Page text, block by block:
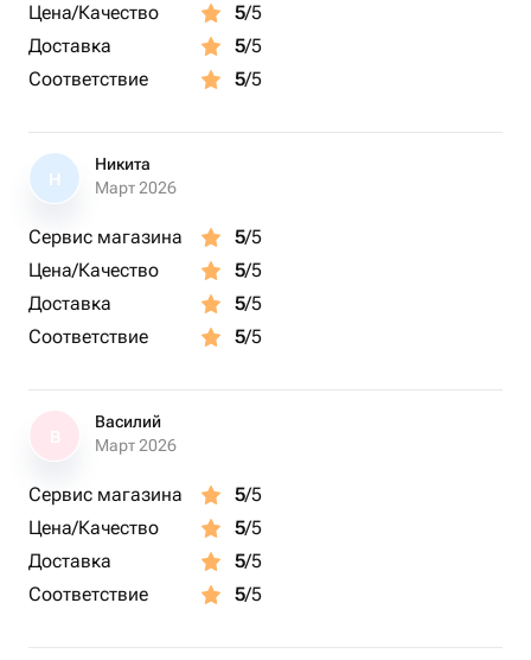
Цена/Качество
5/5
Доставка
5/5
Соответствие
5/5
Н
Никита
Март 2026
Сервис магазина 5/5
Цена/Качество
5/5
Доставка
5/5
Соответствие
5/5
Василий
Март 2026
Сервис магазина 5/5
Цена/Качество
5/5
Доставка
5/5
Соответствие
5/5